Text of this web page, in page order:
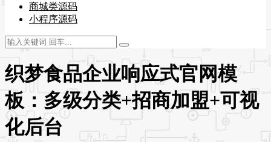
商城类源码
小程序源码
织梦食品企业响应式官网模
板：多级分类+招商加盟+可视
化后台